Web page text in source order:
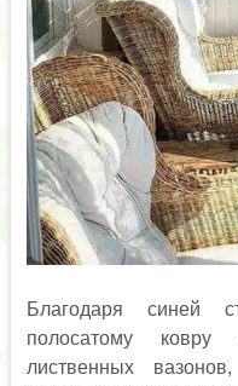
Благодаря синей
полосатому
лиственных